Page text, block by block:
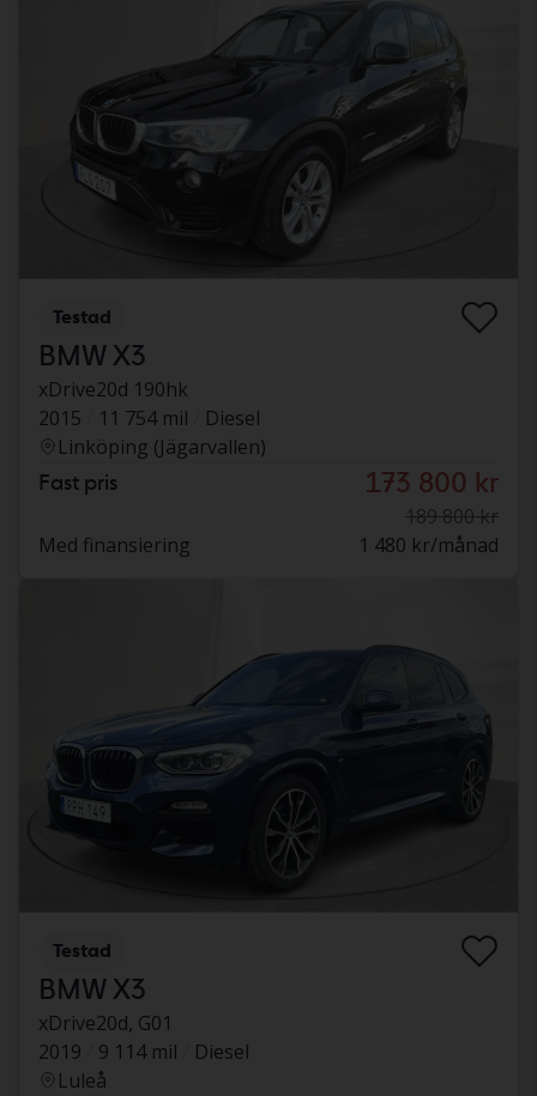
Testad
BMW X3
xDrive20d 190hk
2015
11 754 mil
Diesel
Linköping (Jägarvallen)
Fast pris 173 800 kr
189 800 kr
Med finansiering
1 480 kr/månad
Testad
BMW X3
xDrive20d, G01
2019
9 114 mil
Diesel
Luleå